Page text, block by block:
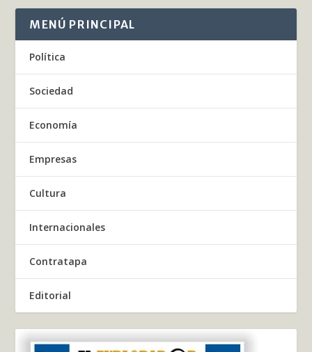
MENÚ PRINCIPAL
Política
Sociedad
Economía
Empresas
Cultura
Internacionales
Contratapa
Editorial